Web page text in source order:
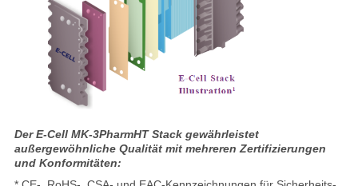
Der E-Cell MK-3PharmHT Stack gewährleistet
außergewöhnliche Qualität mit mehreren Zertifizierungen
und Konformitäten: